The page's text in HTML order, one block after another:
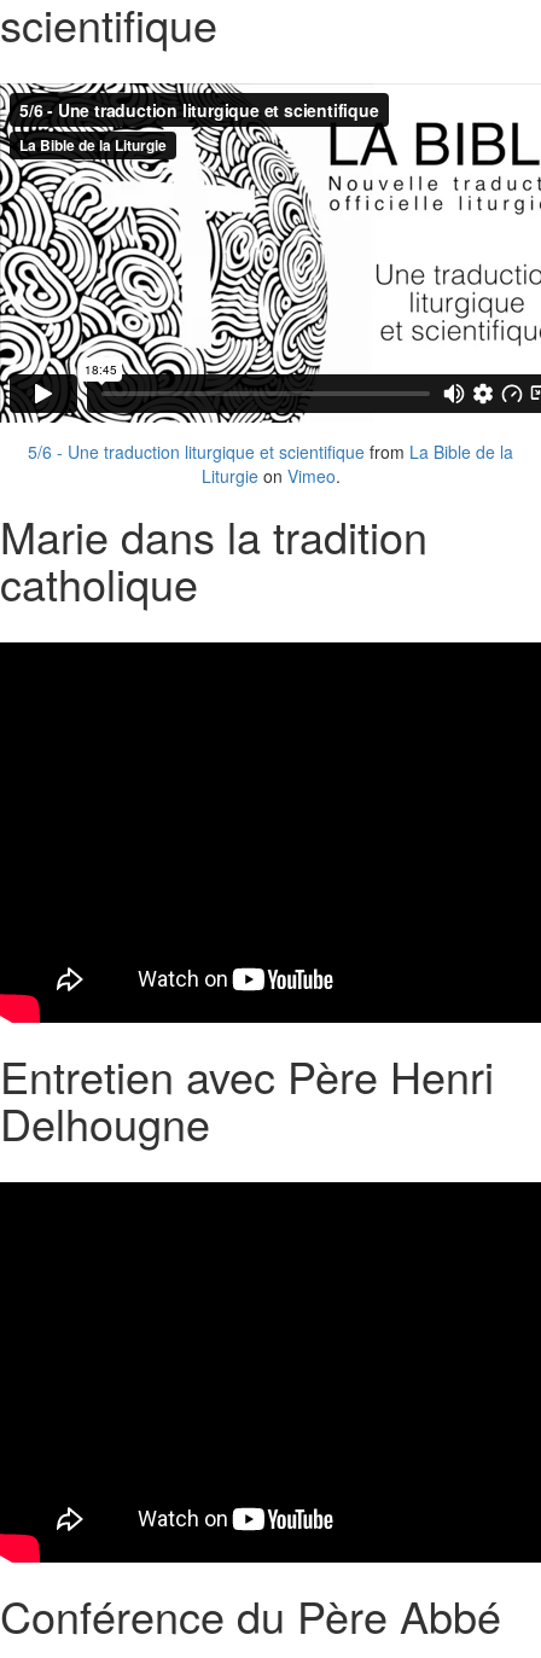
scientifique
5/6 - Une traduction liturgique et scientifique from La Bible de la
Liturgieon Vimeo.
Marie dans la tradition
catholique
Entretien avec Père Henri
Delhougne
Conférence du Père Abbé